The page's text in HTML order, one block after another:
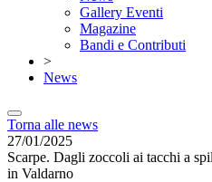
Gallery Eventi
Magazine
Bandi e Contributi
>
News
Torna alle news
27/01/2025
Scarpe. Dagli zoccoli ai tacchi a
in Valdarno